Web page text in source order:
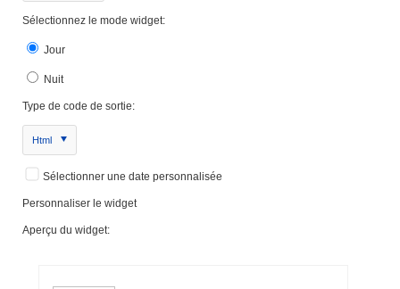
Sélectionnez le mode widget:
Jour
Nuit
Type de code de sortie:
Html
Sélectionner une date personnalisée
Personnaliser le widget
Aperçu du widget: